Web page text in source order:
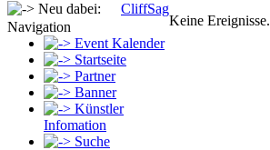
Neu dabei:
CliffSag
Navigation
Event Kalender
Startseite
Partner
Banner
Künstler
Infomation
Suche
Keine Ereignisse.